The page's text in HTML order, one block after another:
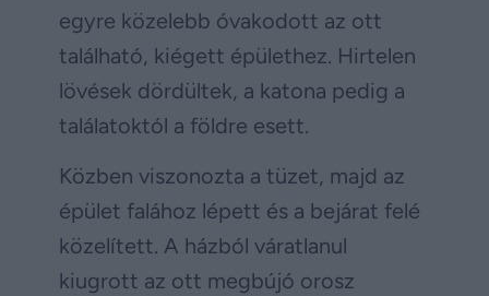
egyre közelebb óvakodott az ott
található, kiégett épülethez. Hirtelen
lövések dördültek, a katona pedig a
találatoktól a földre esett.
Közben viszonozta a tüzet, majd az
épület falához lépett és a bejárat felé
közelített. A házból váratlanul
kiugrott az ott megbújó orosz